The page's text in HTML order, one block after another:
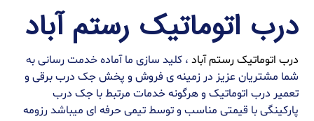
درب اتوماتیک رستم آباد
درب اتوماتیک رستم آباد ، کلید سازی ما آماده خدمت رسانی به
شما مشتریان عزیز در زمینه ی فروش و پخش جک درب برقی و
تعمیر درب اتوماتیک و هرگونه خدمات مرتبط با جک درب
پارکینگی با قیمتی مناسب و توسط تیمی حرفه ای میباشد رزومه